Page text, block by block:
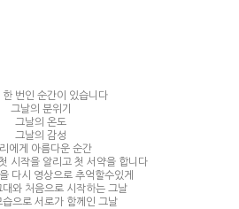
한 번인 순간이 있습니다
그날의 분위기
그날의 온도
그날의 감성
에게 아름다운 순간
시작을 알리고 첫 서약을 합니다
다시 영상으로 추억할수있게
와 처음으로 시작하는 그날
습으로 서로가 함께인 그날